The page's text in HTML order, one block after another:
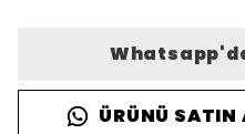
ÜRÜNÜ